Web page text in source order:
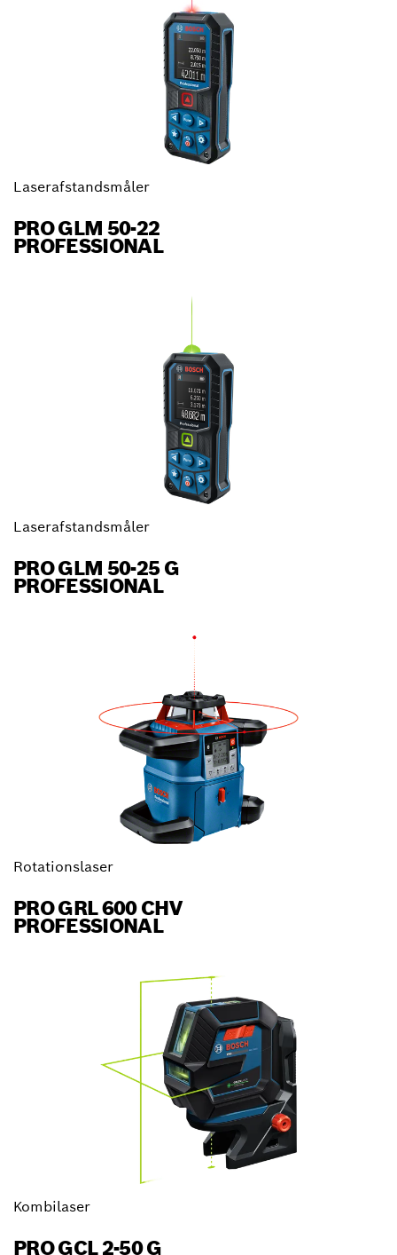
Laserafstandsmåler
PRO GLM 50-22
PROFESSIONAL
Laserafstandsmåler
PRO GLM 50-25 G
PROFESSIONAL
Rotationslaser
PRO GRL 600 CHV
PROFESSIONAL
Kombilaser
PRO GCL 2-50 G